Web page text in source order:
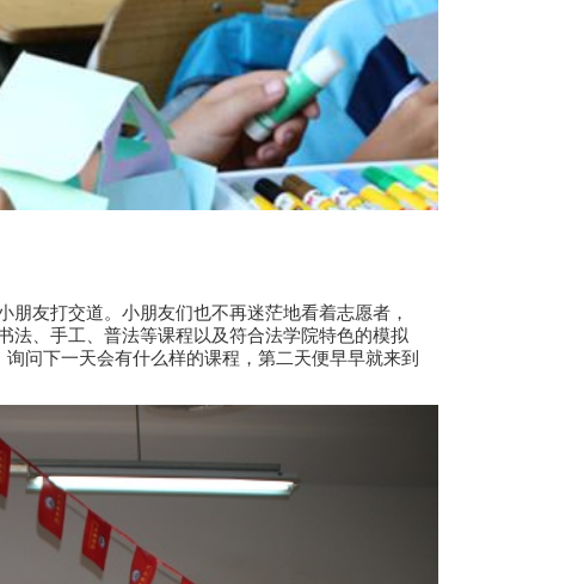
友打交道。小朋友们也不再迷茫地看着志愿者，
法、手工、普法等课程以及符合法学院特色的模拟
问下一天会有什么样的课程，第二天便早早就来到